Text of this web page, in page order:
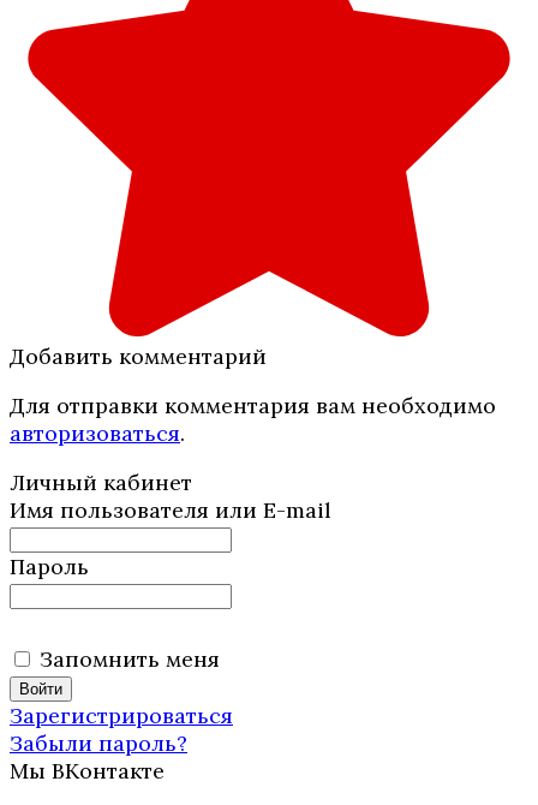
Добавить комментарий
Для отправки комментария вам необходимо
авторизоваться.
Личный кабинет
Имя пользователя или E-mail
Пароль
Запомнить меня
Зарегистрироваться
Забыли пароль?
Мы ВКонтакте